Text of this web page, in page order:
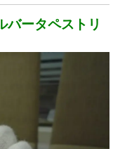
バータペストリ